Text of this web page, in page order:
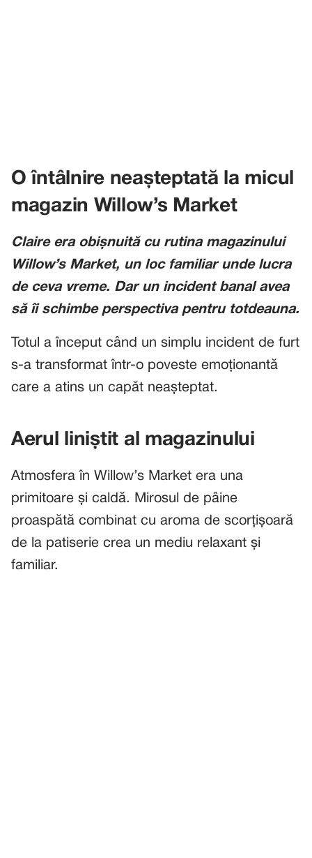
O întâlnire neașteptată la micul
magazin Willow’s Market
Claire era obișnuită cu rutina magazinului
Willow’s Market, un loc familiar unde lucra
de ceva vreme. Dar un incident banal avea
să îi schimbe perspectiva pentru totdeauna.
Totul a început când un simplu incident de furt
s-a transformat într-o poveste emoționantă
care a atins un capăt neașteptat.
Aerul liniștit al magazinului
Atmosfera în Willow’s Market era una
primitoare și caldă. Mirosul de pâine
proaspătă combinat cu aroma de scorțișoară
de la patiserie crea un mediu relaxant și
familiar.